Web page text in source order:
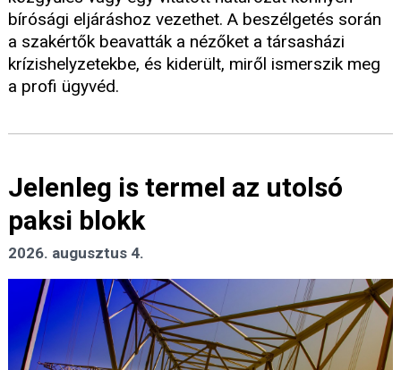
bírósági eljáráshoz vezethet. A beszélgetés során
a szakértők beavatták a nézőket a társasházi
krízishelyzetekbe, és kiderült, miről ismerszik meg
a profi ügyvéd.
Jelenleg is termel az utolsó
paksi blokk
2026. augusztus 4.